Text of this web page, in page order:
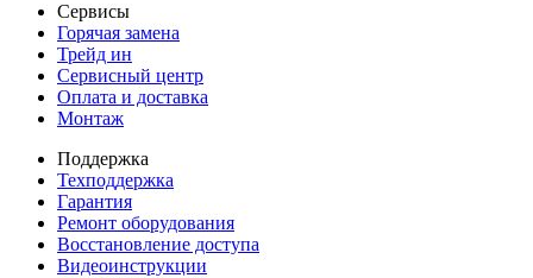
Сервисы
Горячая замена
Трейд ин
Сервисный центр
Оплата и доставка
Монтаж
Поддержка
Техподдержка
Гарантия
Ремонт оборудования
Восстановление доступа
Видеоинструкции